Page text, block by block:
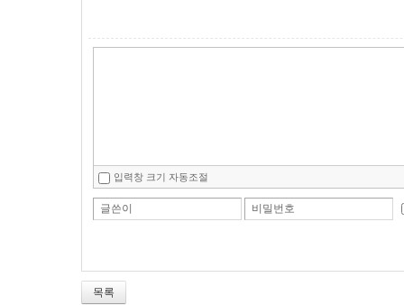
입력창 크기 자동조절
글쓴이 비밀번호
목록